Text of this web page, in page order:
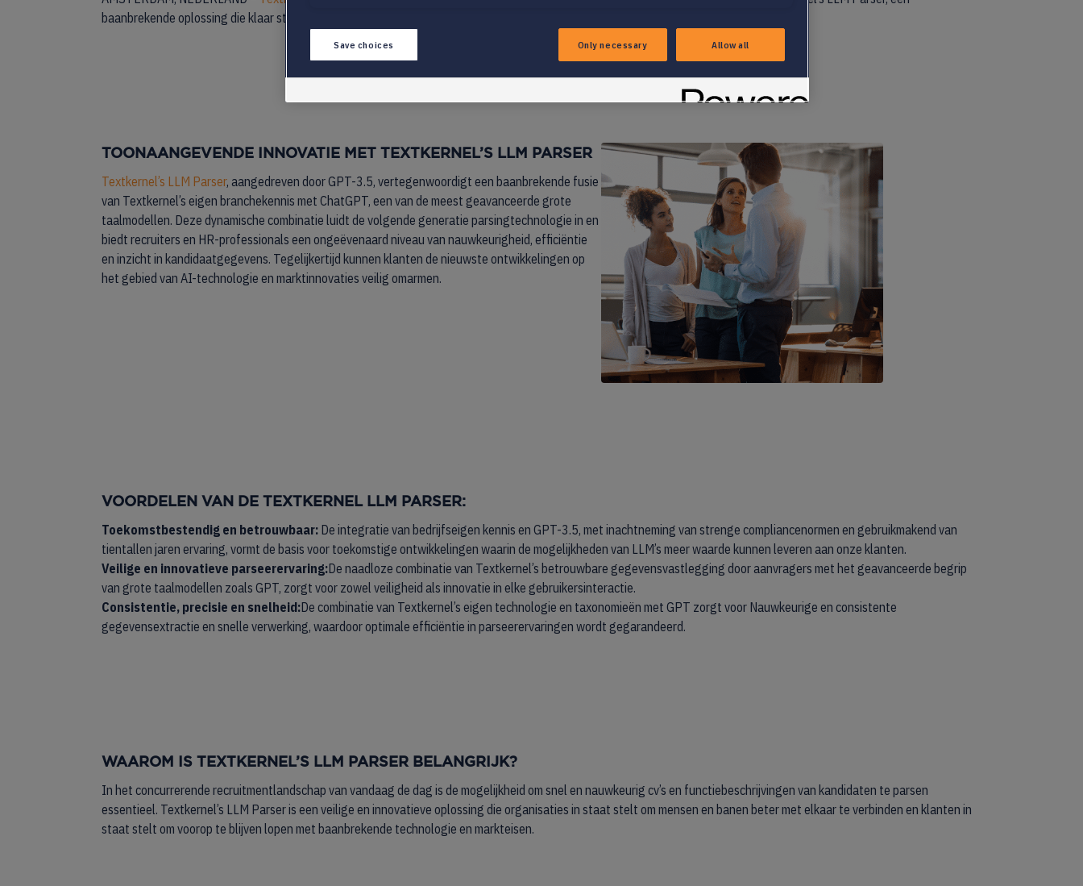
baanbrekende oplossing die klaar staat om het landschap van cv- en vacature-parsing in de recruitmentbranche opnieuw te definiëren.
TOONAANGEVENDE INNOVATIE MET TEXTKERNEL’S LLM PARSER
Textkernel’s LLM Parser, aangedreven door GPT-3.5, vertegenwoordigt een baanbrekende fusie
van Textkernel’s eigen branchekennis met ChatGPT, een van de meest geavanceerde grote
taalmodellen. Deze dynamische combinatie luidt de volgende generatie parsingtechnologie in en
biedt recruiters en HR-professionals een ongeëvenaard niveau van nauwkeurigheid, efficiëntie
en inzicht in kandidaatgegevens. Tegelijkertijd kunnen klanten de nieuwste ontwikkelingen op
het gebied van AI-technologie en marktinnovaties veilig omarmen.
VOORDELEN VAN DE TEXTKERNEL LLM PARSER:
Toekomstbestendig en betrouwbaar: De integratie van bedrijfseigen kennis en GPT-3.5, met inachtneming van strenge compliancenormen en gebruikmakend van
tientallen jaren ervaring, vormt de basis voor toekomstige ontwikkelingen waarin de mogelijkheden van LLM’s meer waarde kunnen leveren aan onze klanten.
Veilige en innovatieve parseerervaring:De naadloze combinatie van Textkernel’s betrouwbare gegevensvastlegging door aanvragers met het geavanceerde begrip
van grote taalmodellen zoals GPT, zorgt voor zowel veiligheid als innovatie in elke gebruikersinteractie.
Consistentie, precisie en snelheid:De combinatie van Textkernel’s eigen technologie en taxonomieën met GPT zorgt voor Nauwkeurige en consistente
gegevensextractie en snelle verwerking, waardoor optimale efficiëntie in parseerervaringen wordt gegarandeerd.
WAAROM IS TEXTKERNEL’S LLM PARSER BELANGRIJK?
In het concurrerende recruitmentlandschap van vandaag de dag is de mogelijkheid om snel en nauwkeurig cv’s en functiebeschrijvingen van kandidaten te parsen
essentieel. Textkernel’s LLM Parser is een veilige en innovatieve oplossing die organisaties in staat stelt om mensen en banen beter met elkaar te verbinden en klanten in
staat stelt om voorop te blijven lopen met baanbrekende technologie en markteisen.
Save choices Only necessary Allow all